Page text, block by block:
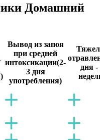
Домашний
Вывод из запоя
при средней
интоксикации(2-
3 дня
употребления)
дня - 2